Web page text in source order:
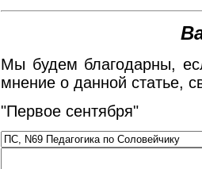
Мы будем благодарны,
мнение о данной статье,
"Первое сентября"